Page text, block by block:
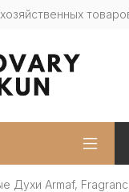
Духи Armaf,